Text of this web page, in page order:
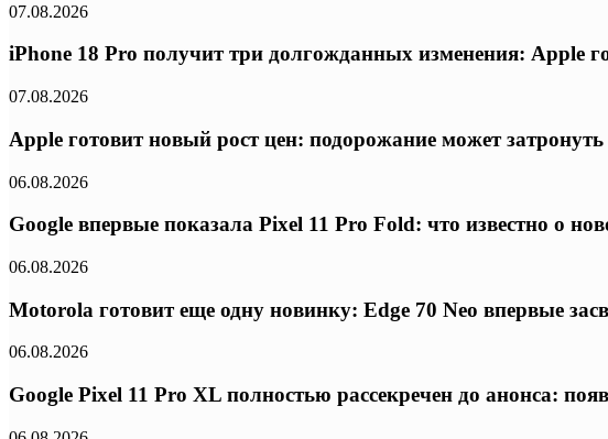
07.08.2026
iPhone 18 Pro получит три долгожданных изменения: Apple
07.08.2026
Apple готовит новый рост цен: подорожание может
06.08.2026
Google впервые показала Pixel 11 Pro Fold: что известно о
06.08.2026
Motorola готовит еще одну новинку: Edge 70 Neo впервые
06.08.2026
Google Pixel 11 Pro XL полностью рассекречен до анонса: